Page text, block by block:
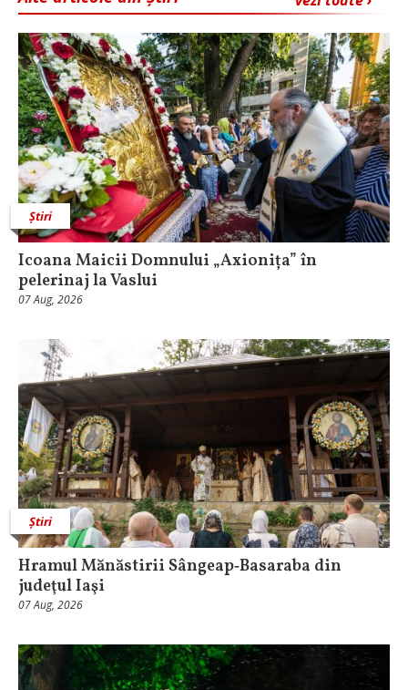
Știri
Icoana Maicii Domnului „Axionița” în
pelerinaj la Vaslui
07 Aug, 2026
Știri
Hramul Mănăstirii Sângeap‑Basaraba din
judeţul Iaşi
07 Aug, 2026